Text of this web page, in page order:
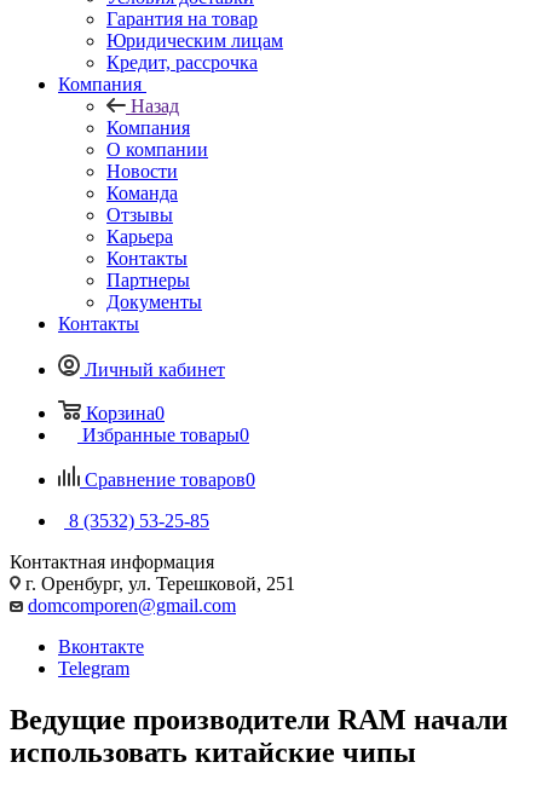
Гарантия на товар
Юридическим лицам
Кредит, рассрочка
Компания
Назад
Компания
О компании
Новости
Команда
Отзывы
Карьера
Контакты
Партнеры
Документы
Контакты
Личный кабинет
Корзина0
Избранные товары0
Сравнение товаров0
8 (3532) 53-25-85
Контактная информация
г. Оренбург, ул. Терешковой, 251
domcomporen@gmail.com
Вконтакте
Telegram
Ведущие производители RAM начали
использовать китайские чипы